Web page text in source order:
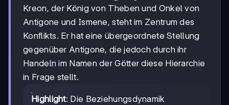
Kreon, der König von Theben und Onkel von
Antigone und Ismene, steht im Zentrum des
Konflikts. Er hat eine übergeordnete Stellung
gegenüber Antigone, die jedoch durch ihr
Handeln im Namen der Götter diese Hierarchie
in Frage stellt.
Highlight: Die Beziehungsdynamik